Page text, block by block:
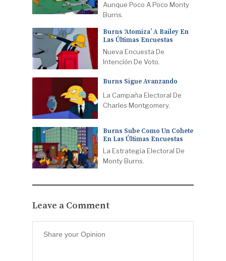
Aunque Poco A Poco Monty
Burns.
Burns ‘atomiza’ A Bailey En
Las Últimas Encuestas
Nueva Encuesta De
Intención De Voto.
Burns Sigue Avanzando
La Campaña Electoral De
Charles Montgomery.
Burns Sube Como Un Cohete
En Las Últimas Encuestas
La Estrategia Electoral De
Monty Burns.
Leave a Comment